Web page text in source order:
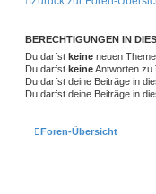
BERECHTIGUNGEN IN
Du darfst keine neuen
Du darfst keineAntworten zu
Du darfst deine Beiträge in
Du darfst deine Beiträge in
Foren-Übersicht